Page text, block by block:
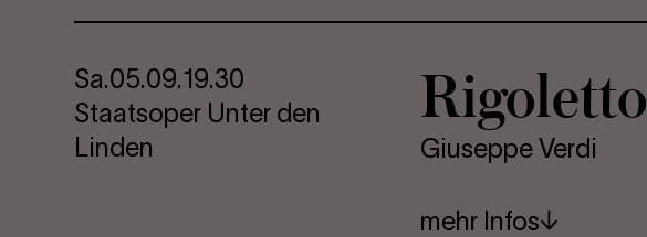
Sa.05.09.19.30
Staatsoper Unter den
Linden
Ri­go­let­to
Giuseppe Verdi
mehr Infos